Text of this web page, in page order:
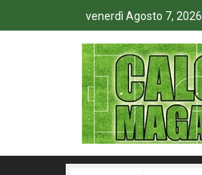
venerdì Agosto 7, 2026